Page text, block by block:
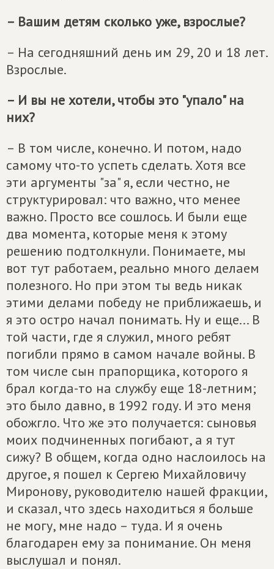
– Вашим детям сколько уже, взрослые?
– На сегодняшний день им 29, 20 и 18 лет.
Взрослые.
– И вы не хотели, чтобы это "упало" на
них?
– В том числе, конечно. И потом, надо
самому что-то успеть сделать. Хотя все
эти аргументы "за" я, если честно, не
структурировал: что важно, что менее
важно. Просто все сошлось. И были еще
два момента, которые меня к этому
решению подтолкнули. Понимаете, мы
вот тут работаем, реально много делаем
полезного. Но при этом ты ведь никак
этими делами победу не приближаешь, и
я это остро начал понимать. Ну и еще... В
той части, где я служил, много ребят
погибли прямо в самом начале войны. В
том числе сын прапорщика, которого я
брал когда-то на службу еще 18-летним;
это было давно, в 1992 году. И это меня
обожгло. Что же это получается: сыновья
моих подчиненных погибают, а я тут
сижу? В общем, когда одно наслоилось на
другое, я пошел к Сергею Михайловичу
Миронову, руководителю нашей фракции,
и сказал, что здесь находиться я больше
не могу, мне надо – туда. И я очень
благодарен ему за понимание. Он меня
выслушал и понял.